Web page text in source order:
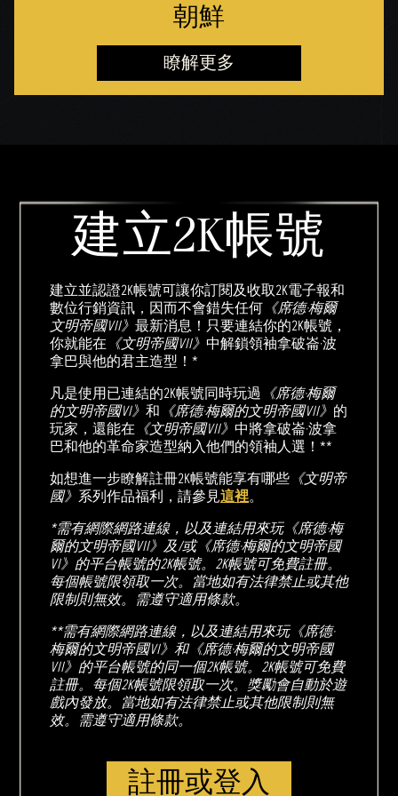
朝鮮
瞭解更多
建立2K帳號
建立並認證2K帳號可讓你訂閱及收取2K電子報和
數位行銷資訊，因而不會錯失任何 《席德·梅爾
文明帝國VII》 最新消息！只要連結你的2K帳號，
你就能在 《文明帝國VII》 中解鎖領袖拿破崙·波
拿巴與他的君主造型！*
凡是使用已連結的2K帳號同時玩過 《席德·梅爾
的文明帝國VI》 和 《席德·梅爾的文明帝國VII》 的
玩家，還能在 《文明帝國VII》 中將拿破崙·波拿
巴和他的革命家造型納入他們的領袖人選！**
如想進一步瞭解註冊2K帳號能享有哪些 《文明帝
國》 系列作品福利，請參見這裡。
*需有網際網路連線，以及連結用來玩《席德·梅
爾的文明帝國VII》及/或《席德·梅爾的文明帝國
VI》的平台帳號的2K帳號。2K帳號可免費註冊。
每個帳號限領取一次。當地如有法律禁止或其他
限制則無效。需遵守適用條款。
**需有網際網路連線，以及連結用來玩《席德·
梅爾的文明帝國VI》和《席德·梅爾的文明帝國
VII》的平台帳號的同一個2K帳號。2K帳號可免費
註冊。每個2K帳號限領取一次。獎勵會自動於遊
戲內發放。當地如有法律禁止或其他限制則無
效。需遵守適用條款。
註冊或登入